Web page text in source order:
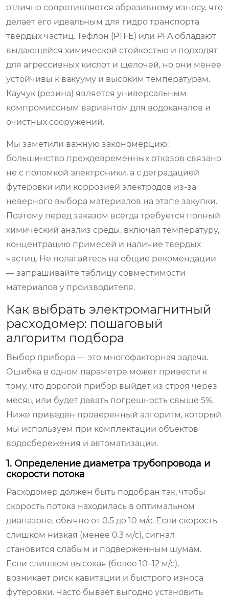
отлично сопротивляется абразивному износу, что
делает его идеальным для гидро транспорта
твердых частиц. Тефлон (PTFE) или PFA обладают
выдающейся химической стойкостью и подходят
для агрессивных кислот и щелочей, но они менее
устойчивы к вакууму и высоким температурам.
Каучук (резина) является универсальным
компромиссным вариантом для водоканалов и
очистных сооружений.
Мы заметили важную закономерцию:
большинство преждевременных отказов связано
не с поломкой электроники, а с деградацией
футеровки или коррозией электродов из-за
неверного выбора материалов на этапе закупки.
Поэтому перед заказом всегда требуется полный
химический анализ среды, включая температуру,
концентрацию примесей и наличие твердых
частиц. Не полагайтесь на общие рекомендации
— запрашивайте таблицу совместимости
материалов у производителя.
Как выбрать электромагнитный
расходомер: пошаговый
алгоритм подбора
Выбор прибора — это многофакторная задача.
Ошибка в одном параметре может привести к
тому, что дорогой прибор выйдет из строя через
месяц или будет давать погрешность свыше 5%.
Ниже приведен проверенный алгоритм, который
мы используем при комплектации объектов
водосбережения и автоматизации.
1. Определение диаметра трубопровода и
скорости потока
Расходомер должен быть подобран так, чтобы
скорость потока находилась в оптимальном
диапазоне, обычно от 0.5 до 10 м/с. Если скорость
слишком низкая (менее 0.3 м/с), сигнал
становится слабым и подверженным шумам.
Если слишком высокая (более 10–12 м/с),
возникает риск кавитации и быстрого износа
футеровки. Часто бывает выгодно установить